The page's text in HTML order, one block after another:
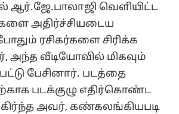
ஆர்.ஜே.பாலாஜி வெளியிட்ட
அதிர்ச்சியடைய
ரசிகர்களை சிரிக்க
அந்த வீடியோவில் மிகவும்
பேசினார். படத்தை
படக்குழு எதிர்கொண்ட
அவர், கண்கலங்கியபடி